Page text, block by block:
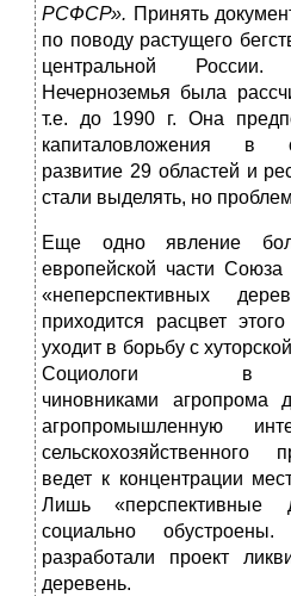
РСФСР». Принять
по поводу растущего
центральной
Нечерноземья была
т.е. до 1990 г. Она
капиталовложения в
развитие 29 областей и
стали выделять, но
Еще одно явление
европейской части
«неперспективных
приходится расцвет
уходит в борьбу с
чиновниками агропрома
агропромышленную
сельскохозяйственного
ведет к концентрации
Лишь «перспективные
социально
разработали проект
деревень.